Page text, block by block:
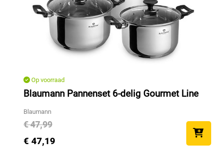
Op voorraad
Blaumann Pannenset 6-delig Gourmet Line
Blaumann
€ 47,99
€ 47,19